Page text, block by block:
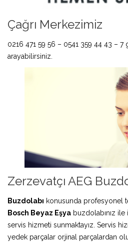
Çağrı Merkezimiz
0216 471 59 56 – 0541 359 44 43 – 7
arayabilirsiniz.
Zerzevatçı AEG
Buzdolabı konusunda profesyonel
Bosch Beyaz Eşya buzdolabınız
servis hizmeti sunmaktayız. Servis
yedek parçalar orjinal parçalardan